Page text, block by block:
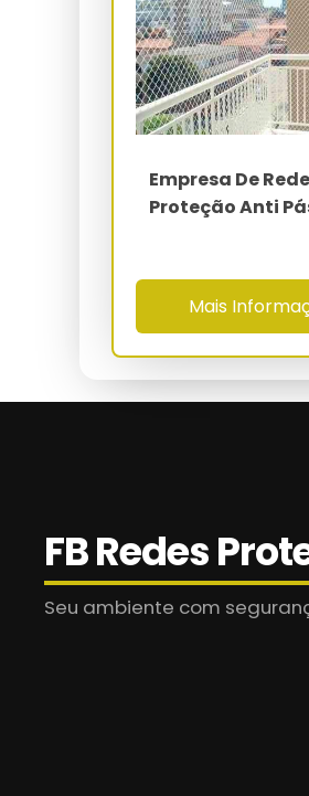
Empresa De
Proteção Anti
Mais
FB Redes
Seu ambiente com